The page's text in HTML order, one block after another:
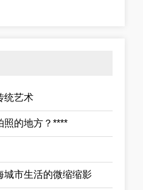
统艺术
照的地方？****
城市生活的微缩缩影